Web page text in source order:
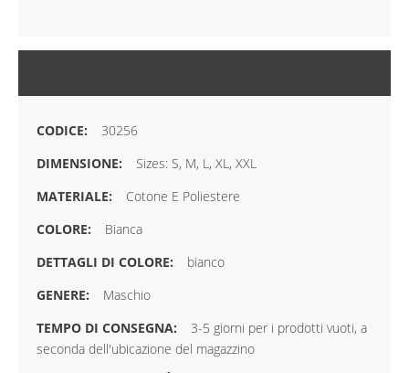
30256
Sizes: S, M, L, XL, XXL
Cotone E Poliestere
Bianca
bianco
Maschio
3-5 giorni per i prodotti vuoti, a
seconda dell'ubicazione del magazzino